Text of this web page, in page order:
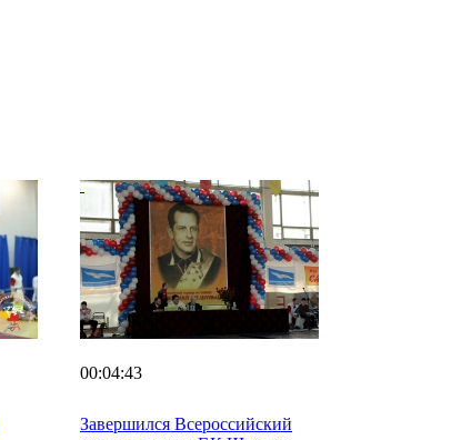
00:04:43
Завершился Всероссийский